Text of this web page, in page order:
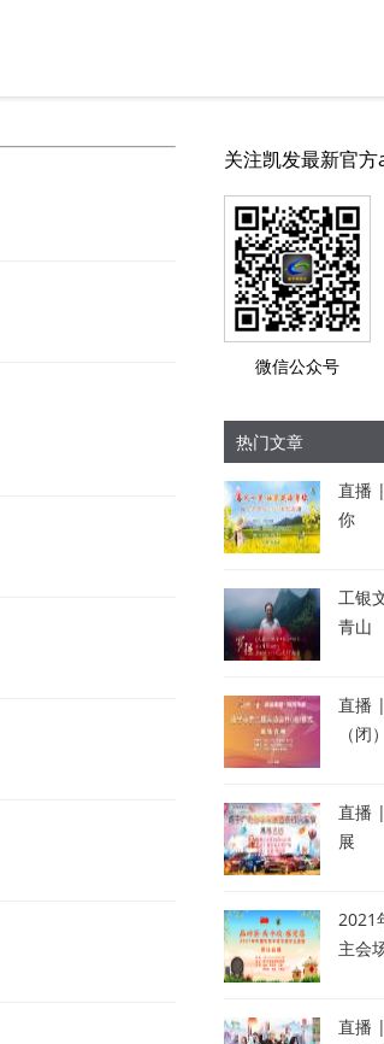
关注凯发最新官
微信公众号
热门文章
直播
你
工银
青山
直播
（闭
直播
展
2021
主会
直播